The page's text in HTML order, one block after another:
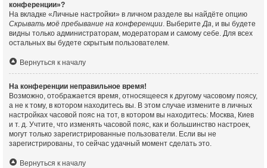
конференции»?
На вкладке «Личные настройки» в личном разделе вы найдёте опцию
Скрывать моё пребывание на конференции. ВыберитеДа, и вы будете
видны только администраторам, модераторам и самому себе. Для всех
остальных вы будете скрытым пользователем.
Вернуться к началу
На конференции неправильное время!
Возможно, отображается время, относящееся к другому часовому поясу,
а не к тому, в котором находитесь вы. В этом случае измените в личных
настройках часовой пояс на тот, в котором вы находитесь: Москва, Киев
и т. д. Учтите, что изменять часовой пояс, как и большинство настроек,
могут только зарегистрированные пользователи. Если вы не
зарегистрированы, то сейчас удачный момент сделать это.
Вернуться к началу